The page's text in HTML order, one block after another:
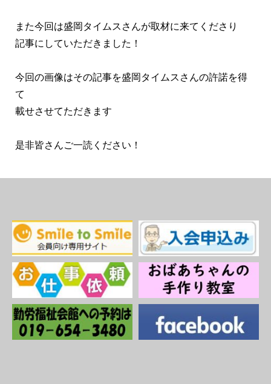
また今回は盛岡タイムスさんが取材に来てくださり
記事にしていただきました！
今回の画像はその記事を盛岡タイムスさんの許諾を得
て
載せさせてただきます
是非皆さんご一読ください！